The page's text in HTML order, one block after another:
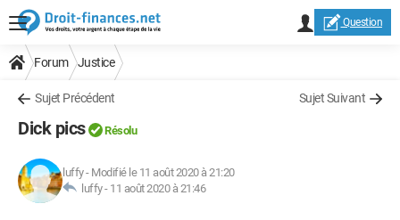
Question
Forum Justice
Sujet Précédent Sujet Suivant
Dick pics Résolu
luffy- Modifié le 11 août 2020 à 21:20
luffy - 11 août 2020 à 21:46